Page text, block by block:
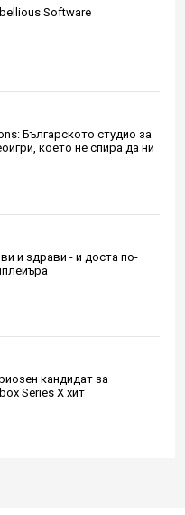
Software
Българското студио за
което не спира да ни
и здрави - и доста по-
кандидат за
Series X хит